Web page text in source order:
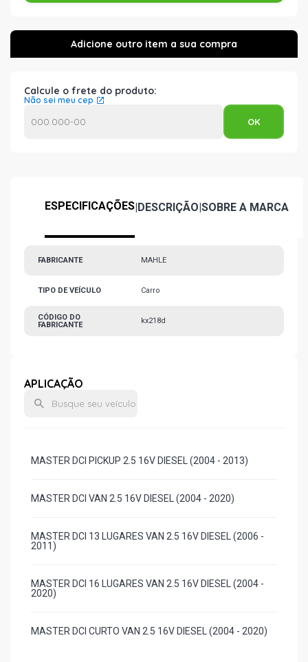
Calcule o frete do produto:
Não sei meu cep
ESPECIFICAÇÕES|DESCRIÇÃO|SOBRE A MARCA
FABRICANTE MAHLE
TIPO DE VEÍCULO Carro
CÓDIGO DO
FABRICANTE
kx218d
APLICAÇÃO
MASTER DCI PICKUP 2.5 16V DIESEL (2004 - 2013)
MASTER DCI VAN 2.5 16V DIESEL (2004 - 2020)
MASTER DCI 13 LUGARES VAN 2.5 16V DIESEL (2006 -
2011)
MASTER DCI 16 LUGARES VAN 2.5 16V DIESEL (2004 -
2020)
MASTER DCI CURTO VAN 2.5 16V DIESEL (2004 - 2020)